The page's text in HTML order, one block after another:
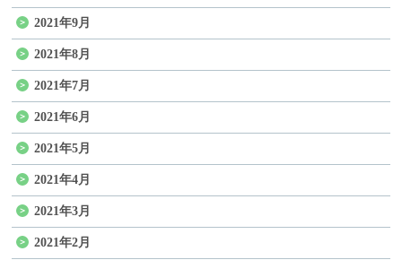
2021年9月
2021年8月
2021年7月
2021年6月
2021年5月
2021年4月
2021年3月
2021年2月